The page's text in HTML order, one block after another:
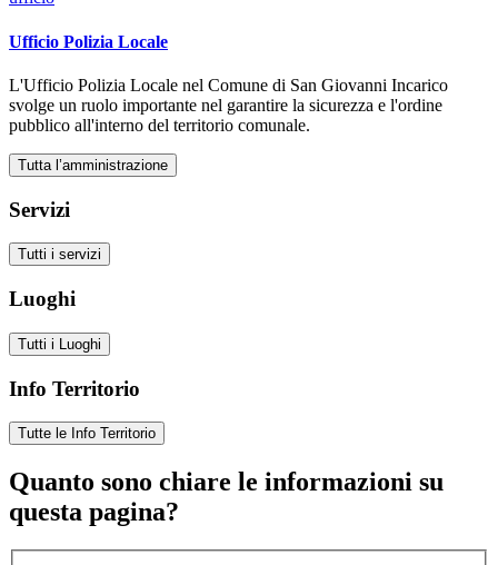
Ufficio Polizia Locale
L'Ufficio Polizia Locale nel Comune di San Giovanni Incarico
svolge un ruolo importante nel garantire la sicurezza e l'ordine
pubblico all'interno del territorio comunale.
Tutta l’amministrazione
Servizi
Tutti i servizi
Luoghi
Tutti i Luoghi
Info Territorio
Tutte le Info Territorio
Quanto sono chiare le informazioni su
questa pagina?